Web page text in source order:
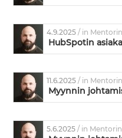
4.9.2025/ in
HubSpotin
11.6.2025/ in
5.6.2025/ in